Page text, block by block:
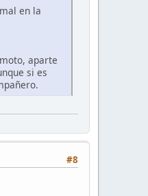
en la
aparte
si es
#8